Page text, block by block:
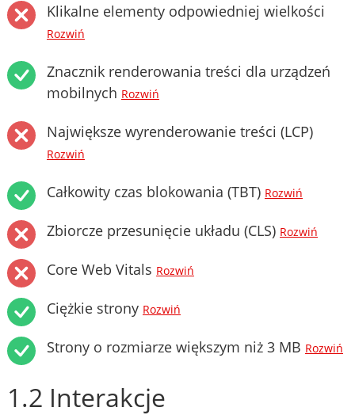
Klikalne elementy odpowiedniej wielkości
Rozwiń
Znacznik renderowania treści dla urządzeń
mobilnych Rozwiń
Największe wyrenderowanie treści (LCP)
Rozwiń
Całkowity czas blokowania (TBT) Rozwiń
Zbiorcze przesunięcie układu (CLS) Rozwiń
Core Web Vitals Rozwiń
Ciężkie strony Rozwiń
Strony o rozmiarze większym niż 3 MB Rozwiń
1.2 Interakcje